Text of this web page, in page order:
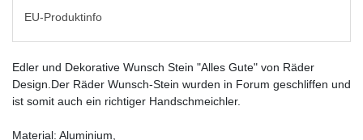
EU-Produktinfo
Edler und Dekorative Wunsch Stein "Alles Gute" von Räder
Design.Der Räder Wunsch-Stein wurden in Forum geschliffen und
ist somit auch ein richtiger Handschmeichler.
Material: Aluminium,